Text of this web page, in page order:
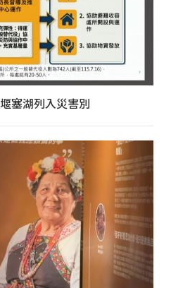
塞湖列入災害別